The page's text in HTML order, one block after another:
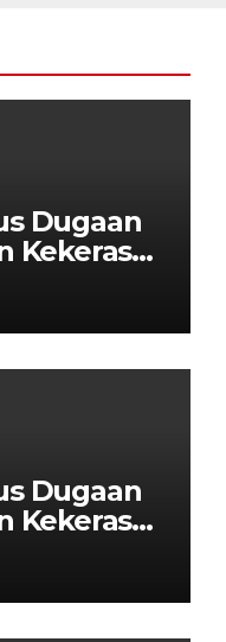
Dugaan
Phone
Dugaan
Phone